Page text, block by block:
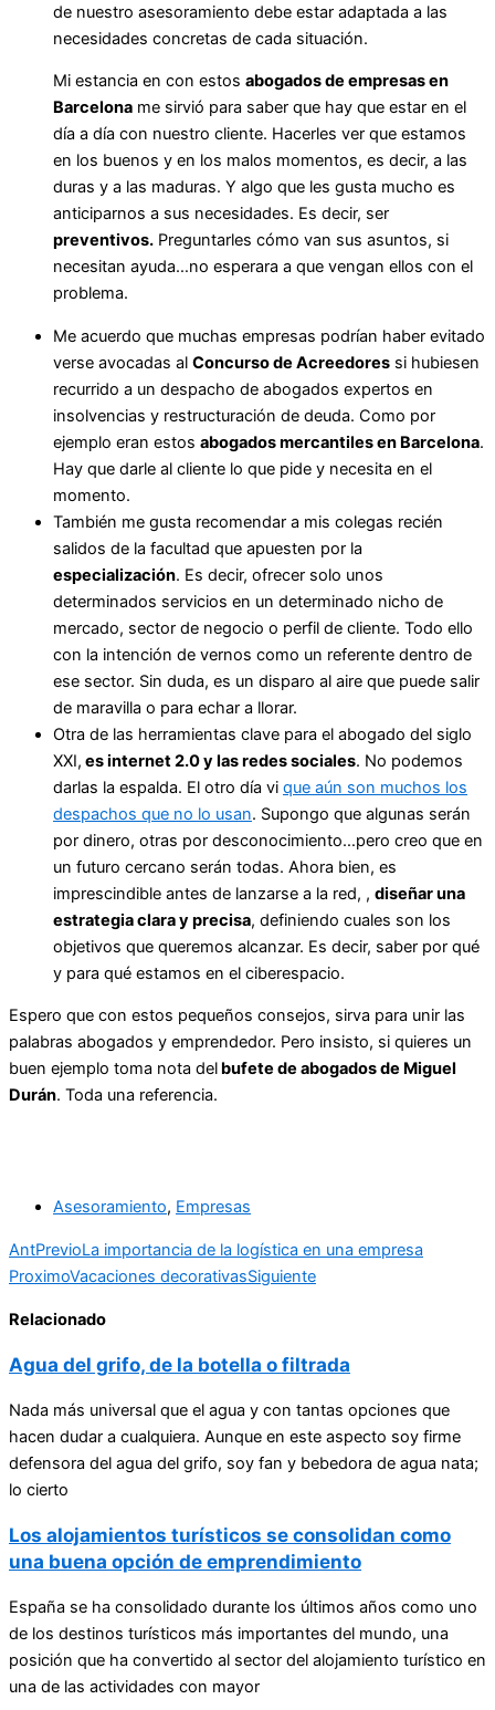
de nuestro asesoramiento debe estar adaptada a las
necesidades concretas de cada situación.
Mi estancia en con estos abogados de empresas en
Barcelona me sirvió para saber que hay que estar en el
día a día con nuestro cliente. Hacerles ver que estamos
en los buenos y en los malos momentos, es decir, a las
duras y a las maduras. Y algo que les gusta mucho es
anticiparnos a sus necesidades. Es decir, ser
preventivos. Preguntarles cómo van sus asuntos, si
necesitan ayuda…no esperara a que vengan ellos con el
problema.
Me acuerdo que muchas empresas podrían haber evitado
verse avocadas al Concurso de Acreedores si hubiesen
recurrido a un despacho de abogados expertos en
insolvencias y restructuración de deuda. Como por
ejemplo eran estos abogados mercantiles en Barcelona.
Hay que darle al cliente lo que pide y necesita en el
momento.
También me gusta recomendar a mis colegas recién
salidos de la facultad que apuesten por la
especialización. Es decir, ofrecer solo unos
determinados servicios en un determinado nicho de
mercado, sector de negocio o perfil de cliente. Todo ello
con la intención de vernos como un referente dentro de
ese sector. Sin duda, es un disparo al aire que puede salir
de maravilla o para echar a llorar.
Otra de las herramientas clave para el abogado del siglo
XXI, es internet 2.0 y las redes sociales. No podemos
darlas la espalda. El otro día vi que aún son muchos los
despachos que no lo usan. Supongo que algunas serán
por dinero, otras por desconocimiento…pero creo que en
un futuro cercano serán todas. Ahora bien, es
imprescindible antes de lanzarse a la red, , diseñar una
estrategia clara y precisa, definiendo cuales son los
objetivos que queremos alcanzar. Es decir, saber por qué
y para qué estamos en el ciberespacio.
Espero que con estos pequeños consejos, sirva para unir las
palabras abogados y emprendedor. Pero insisto, si quieres un
buen ejemplo toma nota del bufete de abogados de Miguel
Durán. Toda una referencia.
Asesoramiento, Empresas
AntPrevioLa importancia de la logística en una empresa
ProximoVacaciones decorativasSiguiente
Relacionado
Agua del grifo, de la botella o filtrada
Nada más universal que el agua y con tantas opciones que
hacen dudar a cualquiera. Aunque en este aspecto soy firme
defensora del agua del grifo, soy fan y bebedora de agua nata;
lo cierto
Los alojamientos turísticos se consolidan como
una buena opción de emprendimiento
España se ha consolidado durante los últimos años como uno
de los destinos turísticos más importantes del mundo, una
posición que ha convertido al sector del alojamiento turístico en
una de las actividades con mayor